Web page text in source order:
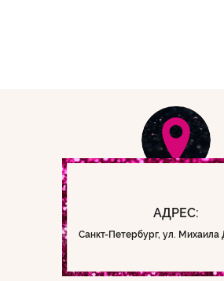
Санкт-Петербург, ул. Михаила
АДРЕС: